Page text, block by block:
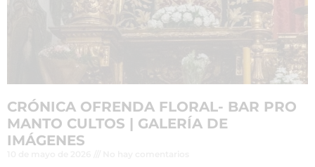
CRÓNICA OFRENDA FLORAL- BAR PRO
MANTO CULTOS | GALERÍA DE
IMÁGENES